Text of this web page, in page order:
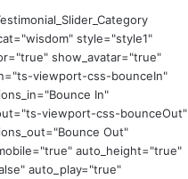
style="style1"
show_avatar="true"
viewport-css-bounceIn"
In"
viewport-css-bounceOut"
Out"
auto_height="true"
auto_play="true"